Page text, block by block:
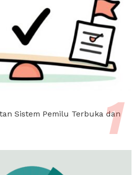
Sistem Pemilu Terbuka dan